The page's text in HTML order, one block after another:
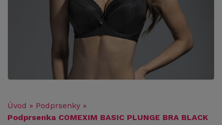
Úvod » Podprsenky »
Podprsenka COMEXIM BASIC PLUNGE BRA BLACK